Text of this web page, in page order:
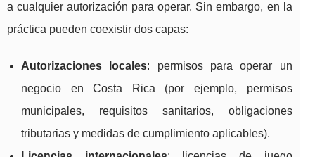
a cualquier autorización para operar. Sin embargo, en la
práctica pueden coexistir dos capas:
Autorizaciones locales: permisos para operar un
negocio en Costa Rica (por ejemplo, permisos
municipales, requisitos sanitarios, obligaciones
tributarias y medidas de cumplimiento aplicables).